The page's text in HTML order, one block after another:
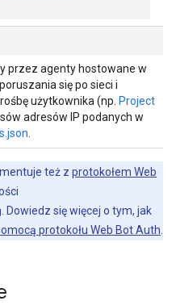
przez agenty hostowane w
się po sieci i
użytkownika (np. Project
adresów IP podanych w
też z protokołem Web
. Dowiedz się więcej o tym, jak
protokołu Web Bot Auth